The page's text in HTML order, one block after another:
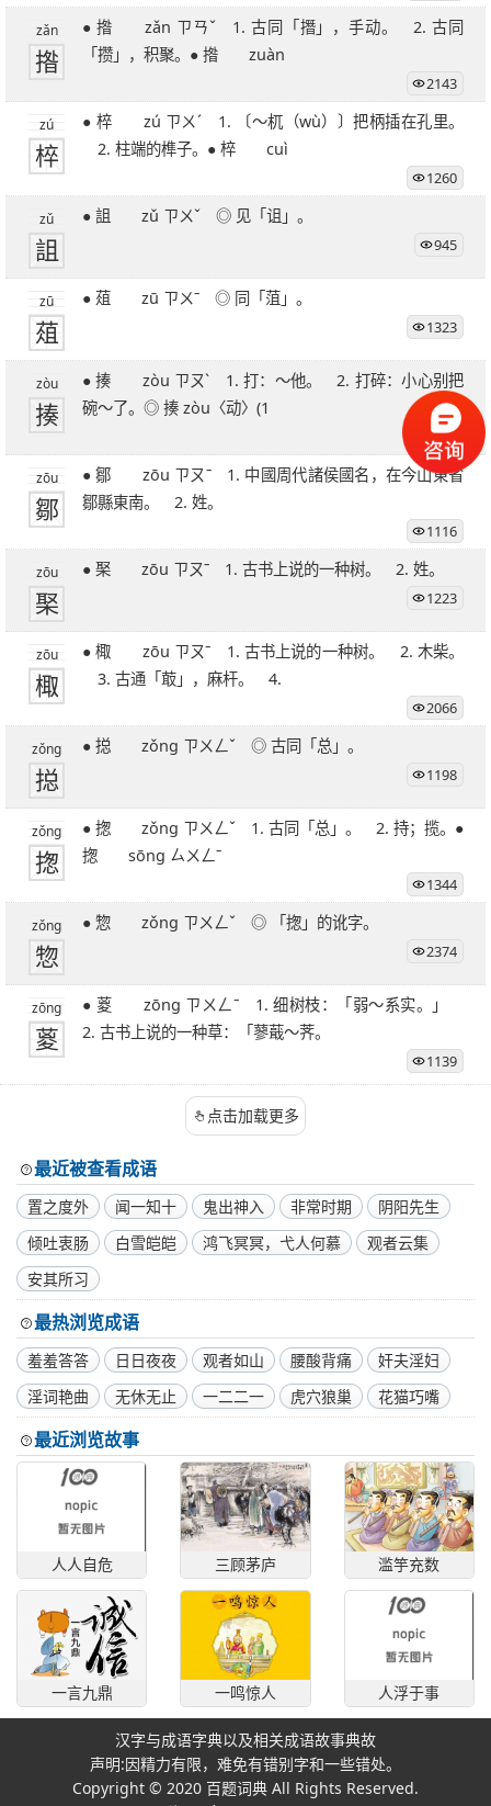
zǎn
揝
● 揝 zǎn ㄗㄢˇ 1. 古同「撍」，手动。 2. 古同
「攒」，积聚。● 揝 zuàn
2143
zú
椊
● 椊 zú ㄗㄨˊ 1. 〔～杌（wù）〕把柄插在孔里。
2. 柱端的榫子。● 椊 cuì
1260
zǔ
詛
● 詛 zǔ ㄗㄨˇ ◎ 见「诅」。
945
zū
葅
● 葅 zū ㄗㄨˉ ◎ 同「菹」。
1323
zòu
揍
● 揍 zòu ㄗㄡˋ 1. 打：～他。 2. 打碎：小心别把
碗～了。◎ 揍 zòu〈动〉(1
1843
zōu
鄒
● 鄒 zōu ㄗㄡˉ 1. 中國周代諸侯國名，在今山東省
鄒縣東南。 2. 姓。
1116
zōu
棸
● 棸 zōu ㄗㄡˉ 1. 古书上说的一种树。 2. 姓。
1223
zōu
棷
● 棷 zōu ㄗㄡˉ 1. 古书上说的一种树。 2. 木柴。
3. 古通「菆」，麻杆。 4.
2066
zǒng
搃
● 搃 zǒng ㄗㄨㄥˇ ◎ 古同「总」。
1198
zǒng
揔
● 揔 zǒng ㄗㄨㄥˇ 1. 古同「总」。 2. 持；揽。●
揔 sōng ㄙㄨㄥˉ
1344
zǒng
惣
● 惣 zǒng ㄗㄨㄥˇ ◎ 「揔」的讹字。
2374
zōng
葼
● 葼 zōng ㄗㄨㄥˉ 1. 细树枝：「弱～系实。」
2. 古书上说的一种草：「蓼蕺～荠。
1139
点击加载更多
最近被查看成语
置之度外 闻一知十 鬼出神入 非常时期
阴阳先生
倾吐衷肠
白雪皑皑 鸿飞冥冥，弋人何慕
观者云集
安其所习
最热浏览成语
羞羞答答 日日夜夜 观者如山 腰酸背痛
奸夫淫妇
淫词艳曲
无休无止 一二二一 虎穴狼巢 花猫巧嘴
最近浏览故事
人人自危 三顾茅庐 滥竽充数
一言九鼎 一鸣惊人 人浮于事
汉字与成语字典以及相关成语故事典故
声明:因精力有限，难免有错别字和一些错处。
Copyright © 2020 百题词典 All Rights Reserved.